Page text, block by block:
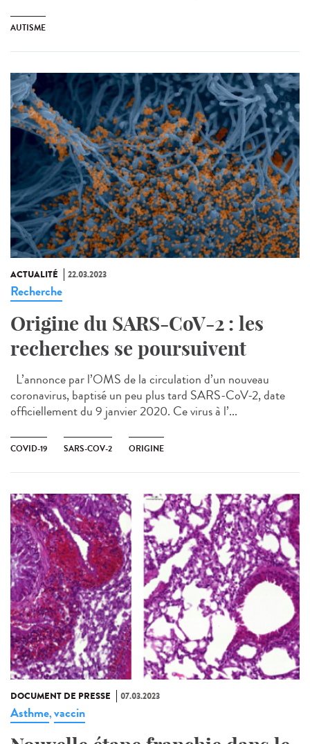
AUTISME
ACTUALITÉ 22.03.2023
Recherche
Origine du SARS-CoV-2 : les
recherches se poursuivent
L’annonce par l’OMS de la circulation d’un nouveau
coronavirus, baptisé un peu plus tard SARS-CoV-2, date
officiellement du 9 janvier 2020. Ce virus à l’...
COVID-19 SARS-COV-2 ORIGINE
DOCUMENT DE PRESSE 07.03.2023
Asthme,vaccin